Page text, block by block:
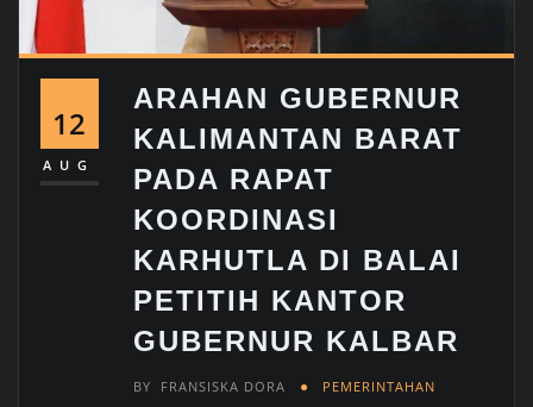
12
AUG
ARAHAN GUBERNUR
KALIMANTAN BARAT
PADA RAPAT
KOORDINASI
KARHUTLA DI BALAI
PETITIH KANTOR
GUBERNUR KALBAR
BY FRANSISKA DORA PEMERINTAHAN